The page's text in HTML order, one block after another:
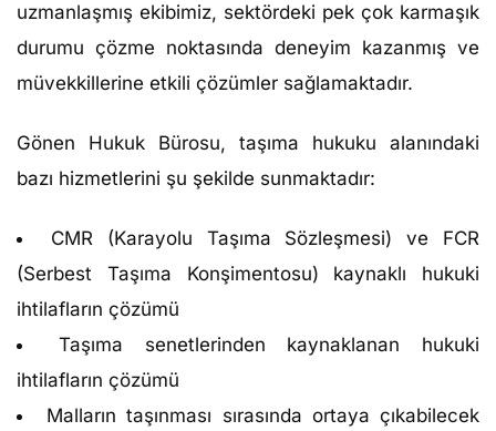
uzmanlaşmış ekibimiz, sektördeki pek çok karmaşık
durumu çözme noktasında deneyim kazanmış ve
müvekkillerine etkili çözümler sağlamaktadır.
Gönen Hukuk Bürosu, taşıma hukuku alanındaki
bazı hizmetlerini şu şekilde sunmaktadır:
CMR (Karayolu Taşıma Sözleşmesi) ve FCR
(Serbest Taşıma Konşimentosu) kaynaklı hukuki
ihtilafların çözümü
Taşıma senetlerinden kaynaklanan hukuki
ihtilafların çözümü
Malların taşınması sırasında ortaya çıkabilecek